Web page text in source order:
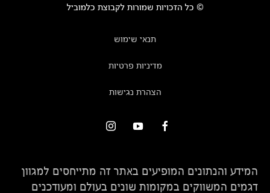
© כל הזכויות שמורות לקבוצת כלמוביל
תנאי שימוש
מדיניות פרטיות
הצהרת נגישות
המידע והנתונים המופיעים באתר זה מתייחסים למגוון
דגמים המשווקים במקומות שונים בעולם ומעודכנים